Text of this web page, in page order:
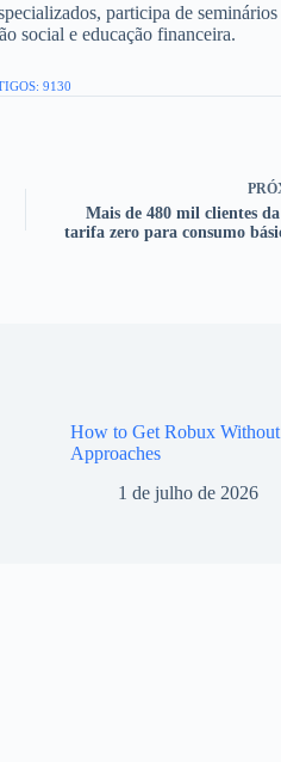
participa de
social e educação financeira.
9130
Mais de 480 mil clientes
tarifa zero para consumo
How to Get Robux
Approaches
1 de julho de 2026